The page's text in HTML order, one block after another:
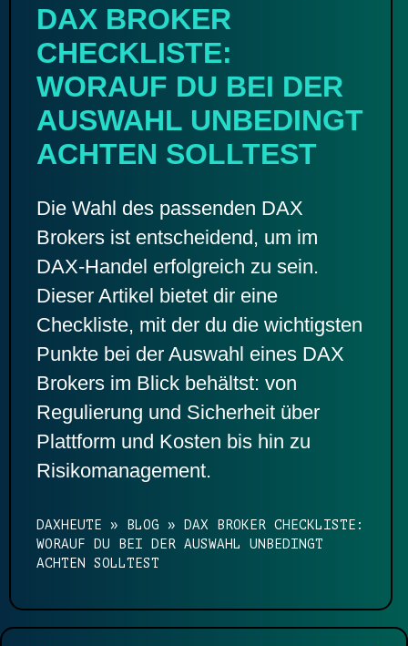
DAX BROKER
CHECKLISTE:
WORAUF DU BEI DER
AUSWAHL UNBEDINGT
ACHTEN SOLLTEST
Die Wahl des passenden DAX
Brokers ist entscheidend, um im
DAX-Handel erfolgreich zu sein.
Dieser Artikel bietet dir eine
Checkliste, mit der du die wichtigsten
Punkte bei der Auswahl eines DAX
Brokers im Blick behältst: von
Regulierung und Sicherheit über
Plattform und Kosten bis hin zu
Risikomanagement.
DAXHEUTE » BLOG »
DAX BROKER CHECKLISTE:
WORAUF DU BEI DER AUSWAHL UNBEDINGT
ACHTEN SOLLTEST